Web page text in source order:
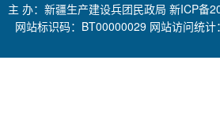
主 办：新疆生产建设兵团民政局 新ICP备
网站标识码：BT00000029 网站访问统